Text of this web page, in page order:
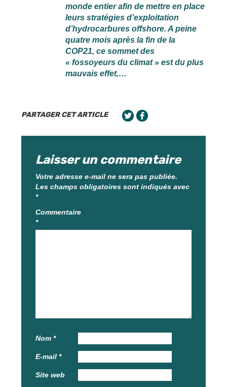
monde entier afin de mettre en place
leurs stratégies d’exploitation
d’hydrocarbures offshore. A peine
quatre mois après la fin de la
COP21, ce sommet des
« fossoyeurs du climat » est du plus
mauvais effet,…
PARTAGER CET ARTICLE
Laisser un commentaire
Votre adresse e-mail ne sera pas publiée.
Les champs obligatoires sont indiqués avec
*
Commentaire
*
Nom *
E-mail *
Site web